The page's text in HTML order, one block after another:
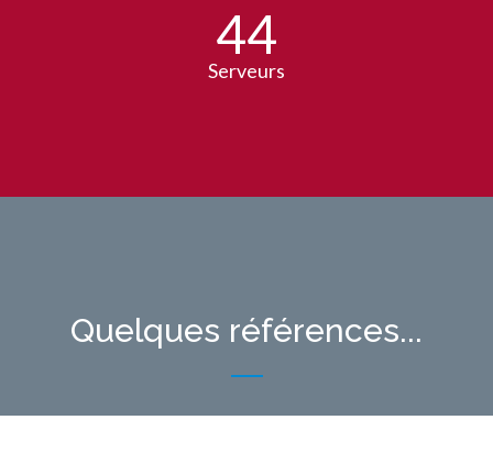
44
Serveurs
Quelques références...